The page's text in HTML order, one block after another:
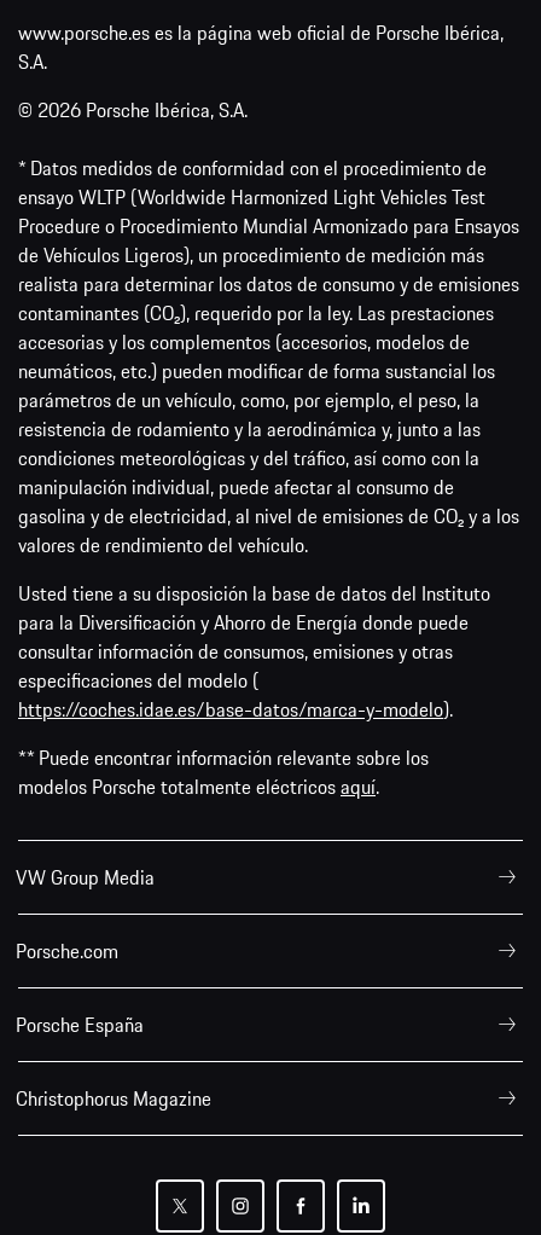
www.porsche.es es la página web oficial de Porsche Ibérica,
S.A.
© 2026 Porsche Ibérica, S.A.
* Datos medidos de conformidad con el procedimiento de
ensayo WLTP (Worldwide Harmonized Light Vehicles Test
Procedure o Procedimiento Mundial Armonizado para Ensayos
de Vehículos Ligeros), un procedimiento de medición más
realista para determinar los datos de consumo y de emisiones
contaminantes (CO₂), requerido por la ley. Las prestaciones
accesorias y los complementos (accesorios, modelos de
neumáticos, etc.) pueden modificar de forma sustancial los
parámetros de un vehículo, como, por ejemplo, el peso, la
resistencia de rodamiento y la aerodinámica y, junto a las
condiciones meteorológicas y del tráfico, así como con la
manipulación individual, puede afectar al consumo de
gasolina y de electricidad, al nivel de emisiones de CO₂ y a los
valores de rendimiento del vehículo.
Usted tiene a su disposición la base de datos del Instituto
para la Diversificación y Ahorro de Energía donde puede
consultar información de consumos, emisiones y otras
especificaciones del modelo (
https://coches.idae.es/base-datos/marca-y-modelo).
** Puede encontrar información relevante sobre los
modelos Porsche totalmente eléctricosaquí.
VW Group Media
Porsche.com
Porsche España
Christophorus Magazine